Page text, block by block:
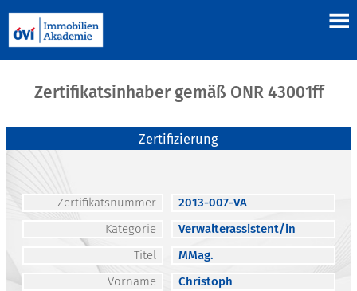
Zertifikatsinhaber gemäß ONR 43001ff
Zertifizierung
Zertifikatsnummer
2013-007-VA
Kategorie
Verwalterassistent/in
Titel
MMag.
Vorname
Christoph